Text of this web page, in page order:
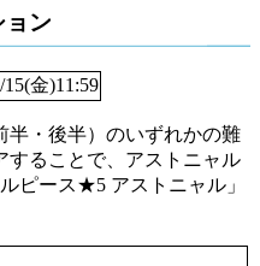
ョン
金)11:59
半・後半）のいずれかの難
することで、アストニャル
ピース★5 アストニャル」